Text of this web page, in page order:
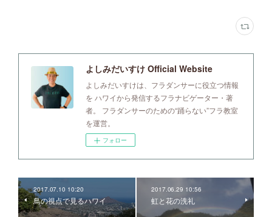
よしみだいすけ Official Website
よしみだいすけは、フラダンサーに役立つ情報
を ハワイから発信するフラナビゲーター・著
者。 フラダンサーのための“踊らない”フラ教室
を運営。
フォロー
2017.07.10 10:20
鳥の視点で見るハワイ
2017.06.29 10:56
虹と花の洗礼